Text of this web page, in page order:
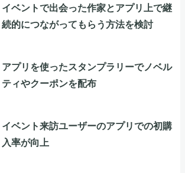
イベントで出会った作家とアプリ上で継
続的につながってもらう方法を検討
アプリを使ったスタンプラリーでノベル
ティやクーポンを配布
イベント来訪ユーザーのアプリでの初購
入率が向上